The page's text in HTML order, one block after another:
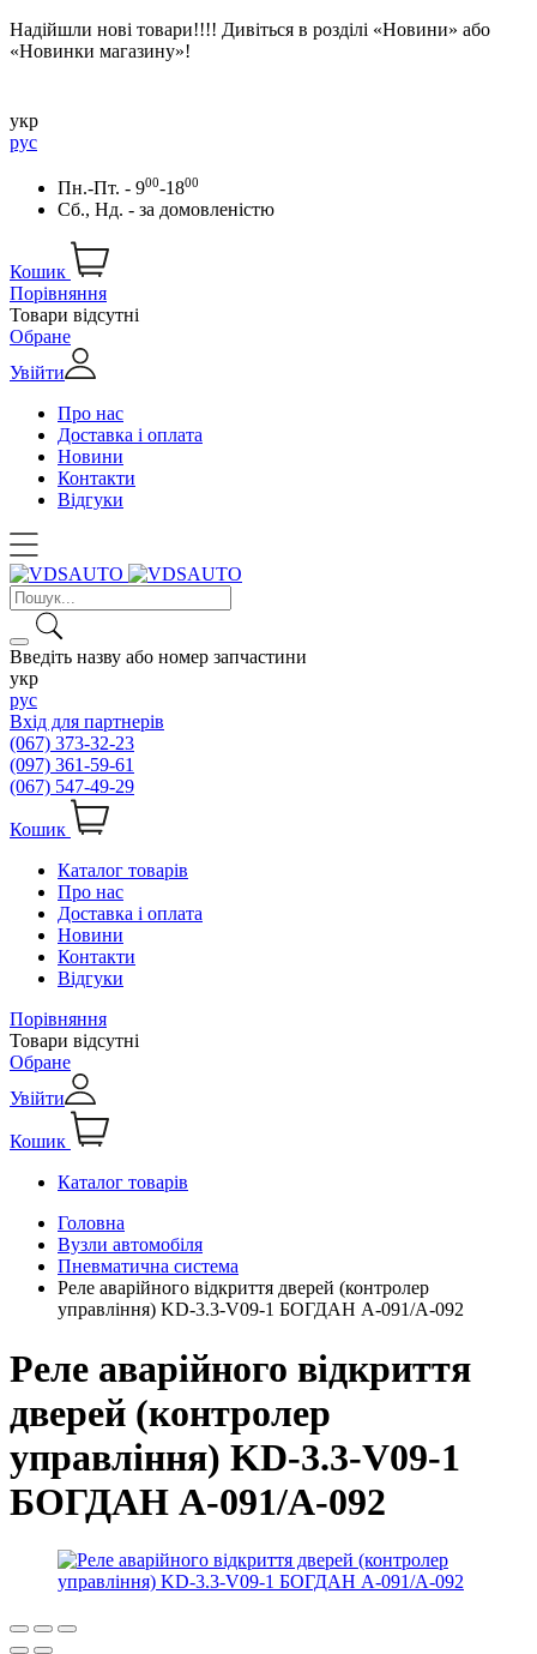
Надійшли нові товари!!!! Дивіться в розділі «Новини» або
«Новинки магазину»!
укр
рус
Пн.-Пт. - 900-1800
Сб., Нд. - за домовленістю
Кошик
Порівняння
Товари відсутні
Обране
Увійти
Про нас
Доставка і оплата
Новини
Контакти
Відгуки
Введіть назву або номер запчастини
укр
рус
Вхід для партнерів
(067) 373-32-23
(097) 361-59-61
(067) 547-49-29
Кошик
Каталог товарів
Про нас
Доставка і оплата
Новини
Контакти
Відгуки
Порівняння
Товари відсутні
Обране
Увійти
Кошик
Каталог товарів
Головна
Вузли автомобіля
Пневматична система
Реле аварійного відкриття дверей (контролер
управління) KD-3.3-V09-1 БОГДАН А-091/А-092
Реле аварійного відкриття
дверей (контролер
управління) KD-3.3-V09-1
БОГДАН А-091/А-092